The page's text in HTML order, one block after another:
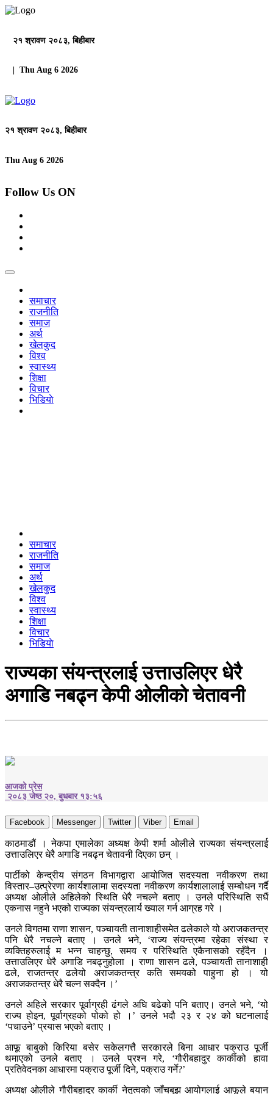
२१ श्रावण २०८३, बिहीबार
| Thu Aug 6 2026
२१ श्रावण २०८३, बिहीबार
Thu Aug 6 2026
Follow Us ON
समाचार
राजनीति
समाज
अर्थ
खेलकुद
विश्व
स्वास्थ्य
शिक्षा
विचार
भिडियाे
समाचार
राजनीति
समाज
अर्थ
खेलकुद
विश्व
स्वास्थ्य
शिक्षा
विचार
भिडियाे
राज्यका संयन्त्रलाई उत्ताउलिएर धेरै
अगाडि नबढ्न केपी ओलीको चेतावनी
आजको प्रेस
२०८३ जेष्ठ २०, बुधबार १३:५६
Facebook Messenger Twitter Viber Email
काठमाडौं । नेकपा एमालेका अध्यक्ष केपी शर्मा ओलीले राज्यका संयन्त्रलाई
उत्ताउलिएर धेरै अगाडि नबढ्न चेतावनी दिएका छन् ।
पार्टीको केन्द्रीय संगठन विभागद्वारा आयोजित सदस्यता नवीकरण तथा
विस्तार–उत्प्रेरणा कार्यशालामा सदस्यता नवीकरण कार्यशालालाई सम्बोधन गर्दै
अध्यक्ष ओलीले अहिलेको स्थिति धेरै नचल्ने बताए । उनले परिस्थिति सधैं
एकनास नहुने भएको राज्यका संयन्त्रलार्य ख्याल गर्न आग्रह गरे ।
उनले विगतमा राणा शासन, पञ्चायती तानाशाहीसमेत ढलेकाले यो अराजकतन्त्र
पनि धेरै नचल्ने बताए । उनले भने, ‘राज्य संयन्त्रमा रहेका संस्था र
व्यक्तिहरुलाई म भन्न चाहन्छु, समय र परिस्थिति एकैनासको रहँदैन ।
उत्ताउलिएर धेरै अगाडि नबढ्नुहोला । राणा शासन ढले, पञ्चायती तानाशाही
ढले, राजतन्त्र ढलेयो अराजकतन्त्र कति समयको पाहुना हो । यो
अराजकतन्त्र धेरै चल्न सक्दैन ।’
उनले अहिले सरकार पूर्वाग्रही ढंगले अघि बढेको पनि बताए। उनले भने, ‘यो
राज्य होइन, पूर्वाग्रहको पोको हो ।’ उनले भदौ २३ र २४ को घटनालाई
‘पचाउने’ प्रयास भएको बताए ।
आफू बाबुको किरिया बसेर सकेलगत्तै सरकारले बिना आधार पक्राउ पूर्जी
थमाएको उनले बताए । उनले प्रश्न गरे, ‘गौरीबहादुर कार्कीको हावा
प्रतिवेदनका आधारमा पक्राउ पूर्जी दिने, पक्राउ गर्ने?’
अध्यक्ष ओलीले गौरीबहादुर कार्की नेतृत्वको जाँचबुझ आयोगलाई आफूले बयान